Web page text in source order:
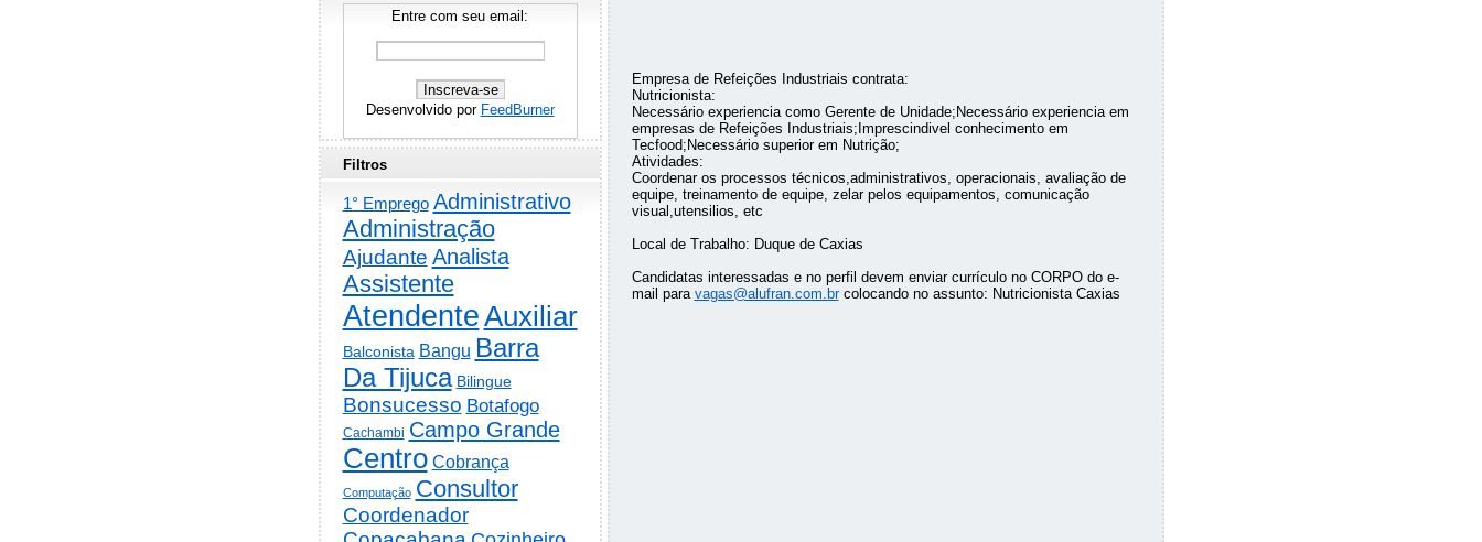
Empresa de Refeições Industriais contrata:
Nutricionista:
Necessário experiencia como Gerente de Unidade;Necessário experiencia em
empresas de Refeições Industriais;Imprescindivel conhecimento em
Tecfood;Necessário superior em Nutrição;
Atividades:
Coordenar os processos técnicos,administrativos, operacionais, avaliação de
equipe, treinamento de equipe, zelar pelos equipamentos, comunicação
visual,utensilios, etc
Local de Trabalho: Duque de Caxias
Candidatas interessadas e no perfil devem enviar currículo no CORPO do e-
mail para vagas@alufran.com.brcolocando no assunto: Nutricionista Caxias
Entre com seu email:
Desenvolvido por FeedBurner
Filtros
1° Emprego Administrativo
Administração
Ajudante Analista
Assistente
AtendenteAuxiliar
Balconista Bangu Barra
Da Tijuca Bilingue
Bonsucesso Botafogo
Cachambi Campo Grande
Centro Cobrança
Computação Consultor
Coordenador